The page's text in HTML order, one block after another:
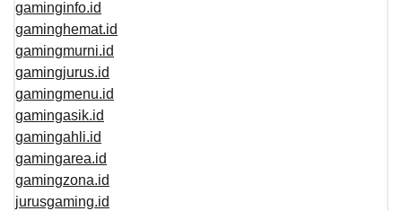
gaminginfo.id
gaminghemat.id
gamingmurni.id
gamingjurus.id
gamingmenu.id
gamingasik.id
gamingahli.id
gamingarea.id
gamingzona.id
jurusgaming.id